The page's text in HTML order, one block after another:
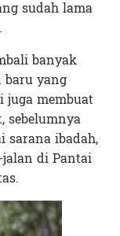
sudah lama
banyak
yang
juga membuat
sebelumnya
sarana ibadah,
di Pantai